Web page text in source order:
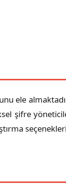
şifre